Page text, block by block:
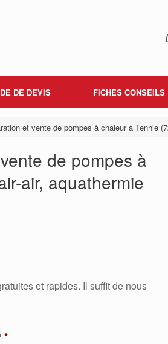
DE DEVIS FICHES CONSEILS
et vente de pompes à chaleur à Tennie
de pompes à
air, aquathermie
et rapides. Il suffit de nous
*